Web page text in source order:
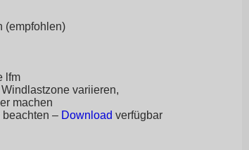
(empfohlen)
lfm
variieren,
machen
beachten – Download verfügbar